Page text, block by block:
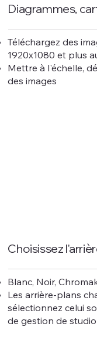
Diagrammes,
Téléchargez des
1920x1080 et plus
Mettre à l'échelle,
des images
Choisissez
Blanc, Noir,
Les arrière-plans
sélectionnez celui
de gestion de studio